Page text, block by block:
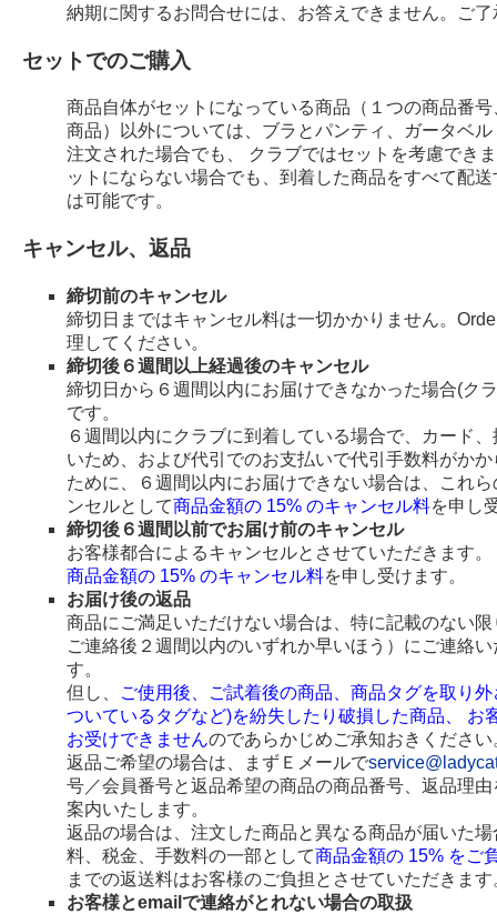
納期に関するお問合せには、お答えできません。ご
セットでのご購入
商品自体がセットになっている商品（１つの商品番
商品）以外については、ブラとパンティ、ガータベ
注文された場合でも、 クラブではセットを考慮でき
ットにならない場合でも、到着した商品をすべて配
は可能です。
キャンセル、返品
締切前のキャンセル
締切日まではキャンセル料は一切かかりません。
理してください。
締切後６週間以上経過後のキャンセル
締切日から６週間以内にお届けできなかった場合(ク
です。
６週間以内にクラブに到着している場合で、カード
いため、および代引でのお支払いで代引手数料がか
ために、６週間以内にお届けできない場合は、これ
ンセルとして商品金額の 15% のキャンセル料を申し
締切後６週間以前でお届け前のキャンセル
お客様都合によるキャンセルとさせていただきます。
商品金額の 15% のキャンセル料を申し受けます。
お届け後の返品
商品にご満足いただけない場合は、特に記載のない
ご連絡後２週間以内のいずれか早いほう）にご連絡
す。
但し、
ご使用後、ご試着後の商品、商品タグを取り
ついているタグなど)を紛失したり破損した商品、
お受けできませんのであらかじめご承知おきください
返品ご希望の場合は、まずＥメールで
号／会員番号と返品希望の商品の商品番号、返品理
案内いたします。
返品の場合は、注文した商品と異なる商品が届いた
料、税金、手数料の一部として商品金額の 15% をご
までの返送料はお客様のご負担とさせていただきます
お客様とemailで連絡がとれない場合の取扱